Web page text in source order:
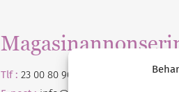
Tlf : 23 00 80 90